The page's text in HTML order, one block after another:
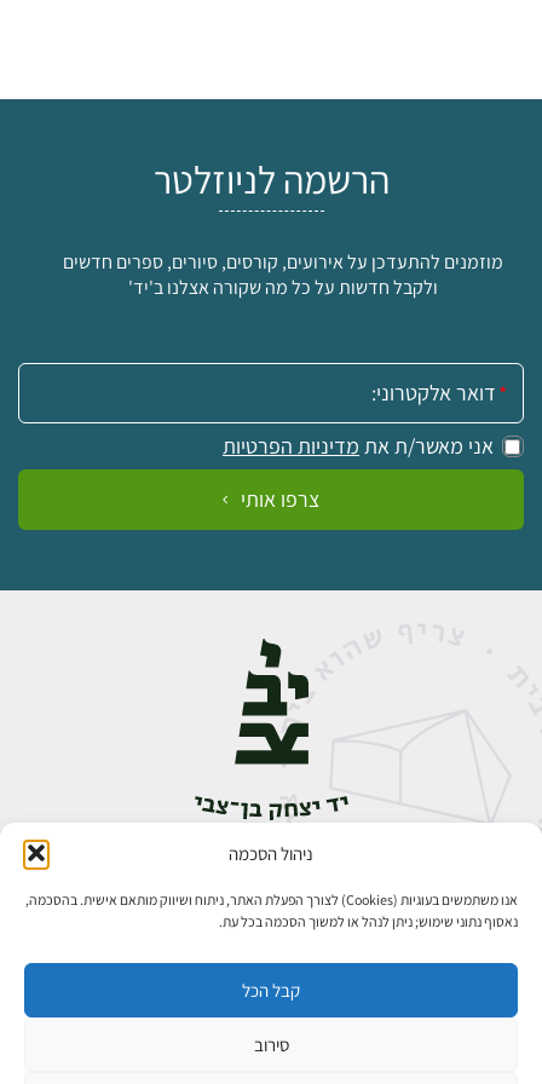
ניהול הסכמה
אנו משתמשים בעוגיות (Cookies) לצורך הפעלת האתר, ניתוח ושיווק מותאם אישית. בהסכמה,
נאסוף נתוני שימוש; ניתן לנהל או למשוך הסכמה בכל עת.
קבל הכל
סירוב
הרשמה לניוזלטר
מוזמנים להתעדכן על אירועים, קורסים, סיורים, ספרים חדשים
ולקבל חדשות על כל מה שקורה אצלנו ב'יד'
אימייל:
אני מאשר/ת את מדיניות הפרטיות
צרפו אותי
אבן גבירול 14, רחביה, ירושלים